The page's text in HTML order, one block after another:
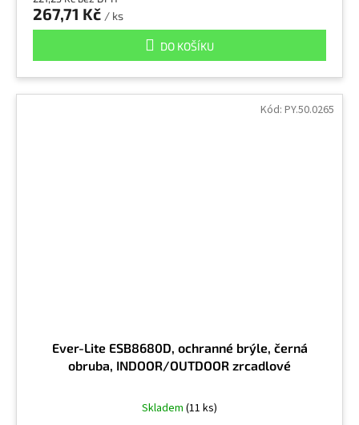
267,71 Kč / ks
DO KOŠÍKU
Ever-Lite ESB8680D, ochranné brýle, černá
obruba, INDOOR/OUTDOOR zrcadlové
Skladem (11 ks)
Kód: PY.50.0265